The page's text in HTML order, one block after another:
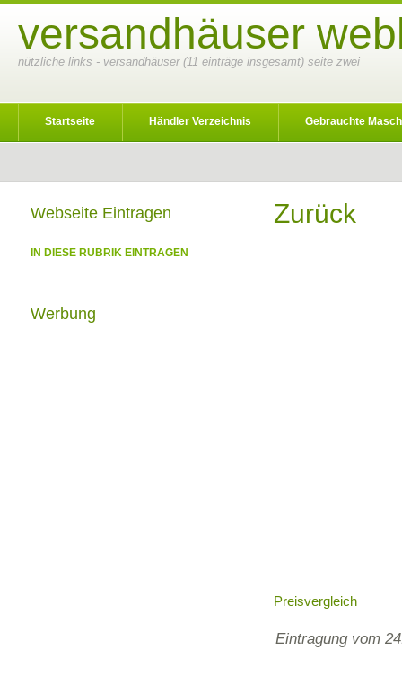
versandhäuser
nützliche links - versandhäuser (11 einträge insgesamt) seite zwei
Startseite Händler Verzeichnis Gebrauchte
Zurück
Preisvergleich
Eintragung vom
Webseite Eintragen
IN DIESE RUBRIK EINTRAGEN
Werbung